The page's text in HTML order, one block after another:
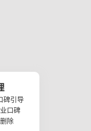
碑引导
口碑
除